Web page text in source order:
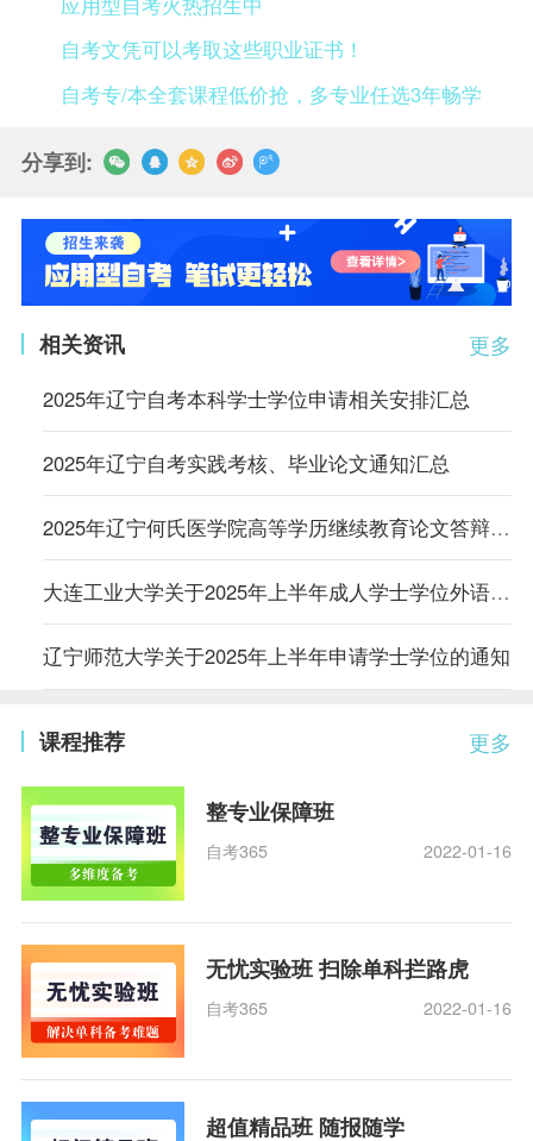
自考文凭可以考取这些职业证书！
自考专/本全套课程低价抢，多专业任选3年畅学
分享到:
更多
相关资讯
2025年辽宁自考本科学士学位申请相关安排汇总
2025年辽宁自考实践考核、毕业论文通知汇总
2025年辽宁何氏医学院高等学历继续教育论文答辩费用标准
大连工业大学关于2025年上半年成人学士学位外语考试安排的通知
辽宁师范大学关于2025年上半年申请学士学位的通知
更多
课程推荐
整专业保障班
自考365 2022-01-16
无忧实验班 扫除单科拦路虎
自考365 2022-01-16
超值精品班 随报随学